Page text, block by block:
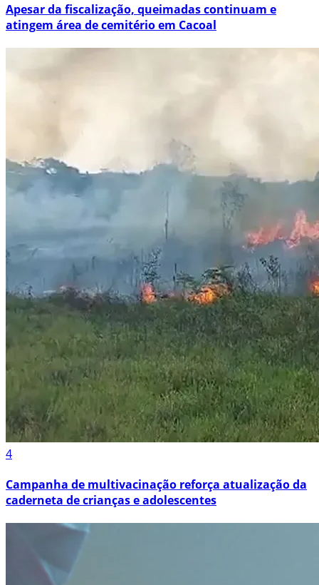
Apesar da fiscalização, queimadas continuam e
atingem área de cemitério em Cacoal
4
Campanha de multivacinação reforça atualização da
caderneta de crianças e adolescentes